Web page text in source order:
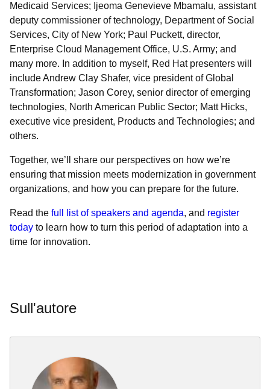
Medicaid Services; Ijeoma Genevieve Mbamalu, assistant
deputy commissioner of technology, Department of Social
Services, City of New York; Paul Puckett, director,
Enterprise Cloud Management Office, U.S. Army; and
many more. In addition to myself, Red Hat presenters will
include Andrew Clay Shafer, vice president of Global
Transformation; Jason Corey, senior director of emerging
technologies, North American Public Sector; Matt Hicks,
executive vice president, Products and Technologies; and
others.
Together, we’ll share our perspectives on how we’re
ensuring that mission meets modernization in government
organizations, and how you can prepare for the future.
Read the full list of speakers and agenda, and register
today to learn how to turn this period of adaptation into a
time for innovation.
Sull'autore